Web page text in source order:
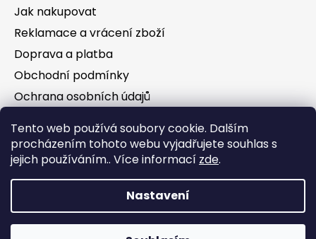
Tento web používá soubory cookie. Dalším
procházením tohoto webu vyjadřujete souhlas s
jejich používáním.. Více informací zde.
Nastavení
Jak nakupovat
Reklamace a vrácení zboží
Doprava a platba
Obchodní podmínky
Ochrana osobních údajů
Facebook
Vytvořil Shoptet